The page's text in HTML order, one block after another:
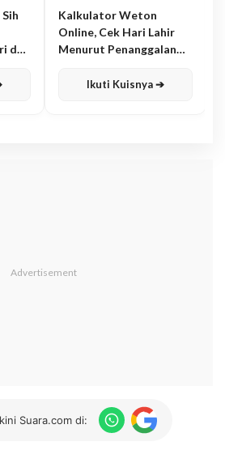
dan
Kalkulator Weton
Online, Cek Hari Lahir
Menurut Penanggalan
Ikuti Kuisnya ➔
Suara.com di: